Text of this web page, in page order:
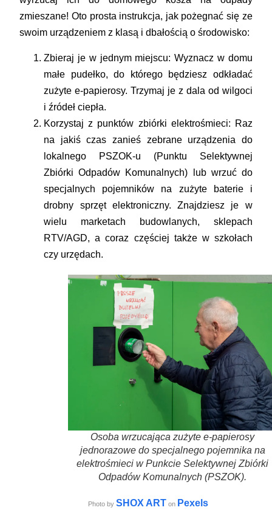
zmieszane! Oto prosta instrukcja, jak pożegnać się ze
swoim urządzeniem z klasą i dbałością o środowisko:
Zbieraj je w jednym miejscu: Wyznacz w domu
małe pudełko, do którego będziesz odkładać
zużyte e-papierosy. Trzymaj je z dala od wilgoci
i źródeł ciepła.
Korzystaj z punktów zbiórki elektrośmieci: Raz
na jakiś czas zanieś zebrane urządzenia do
lokalnego PSZOK-u (Punktu Selektywnej
Zbiórki Odpadów Komunalnych) lub wrzuć do
specjalnych pojemników na zużyte baterie i
drobny sprzęt elektroniczny. Znajdziesz je w
wielu marketach budowlanych, sklepach
RTV/AGD, a coraz częściej także w szkołach
czy urzędach.
Osoba wrzucająca zużyte e-papierosy
jednorazowe do specjalnego pojemnika na
elektrośmieci w Punkcie Selektywnej Zbiórki
Odpadów Komunalnych (PSZOK).
Photo by SHOX ART on Pexels